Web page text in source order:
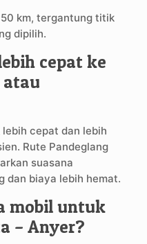
km, tergantung titik
dipilih.
cepat ke
atau
cepat dan lebih
Rute Pandeglang
suasana
dan biaya lebih hemat.
mobil untuk
– Anyer?